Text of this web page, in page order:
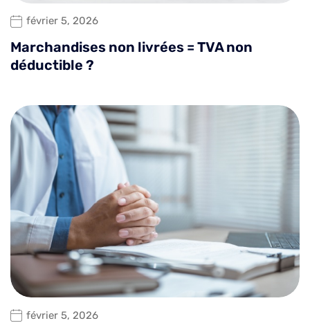
février 5, 2026
Marchandises non livrées = TVA non
déductible ?
février 5, 2026